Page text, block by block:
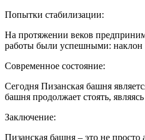
Попытки стабилизации:
На протяжении веков
работы были успешными: наклон
Современное состояние:
Сегодня Пизанская башня
башня продолжает стоять,
Заключение:
Пизанская башня – это не